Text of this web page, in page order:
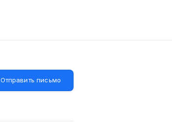
Отправить письмо